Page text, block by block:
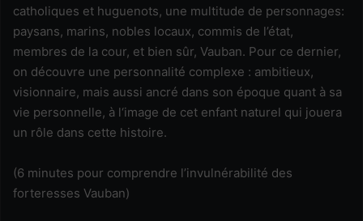
catholiques et huguenots, une multitude de personnages:
paysans, marins, nobles locaux, commis de l’état,
membres de la cour, et bien sûr, Vauban. Pour ce dernier,
on découvre une personnalité complexe : ambitieux,
visionnaire, mais aussi ancré dans son époque quant à sa
vie personnelle, à l‘image de cet enfant naturel qui jouera
un rôle dans cette histoire.
(6 minutes pour comprendre l’invulnérabilité des
forteresses Vauban)